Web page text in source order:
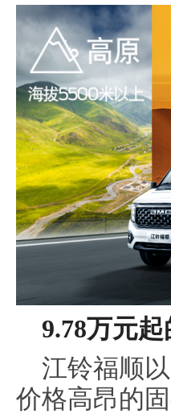
9.78万元起
江铃福顺
价格高昂的